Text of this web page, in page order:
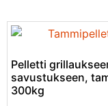
Pelletti
savustukseen,
300kg